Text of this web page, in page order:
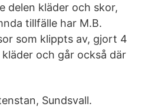
delen kläder och skor,
tillfälle har M.B.
som klippts av, gjort 4
och går också där
Sundsvall.